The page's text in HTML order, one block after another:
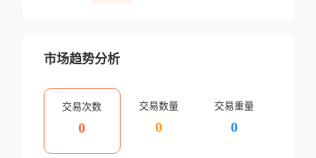
市场趋势分析
交易次数
0
交易数量
0
交易重量
0